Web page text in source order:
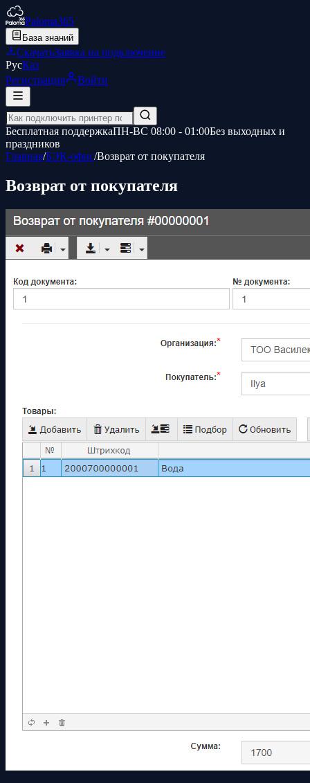
Paloma365
База знаний
СкачатьЗаявка на подключение
РусҚаз
Регистрация
Войти
Бесплатная поддержкаПН-ВС 08:00 - 01:00Без выходных и
праздников
Главная/БЭК-офис/Возврат от покупателя
Возврат от покупателя